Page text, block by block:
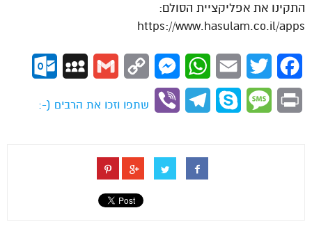
התקינו את אפליקציית הסולם:
https://www.hasulam.co.il/apps
Facebook
Twitter
Email
WhatsApp
Messenger
Copy
Gmail
MySpace
Print
Message
Skype
Telegram
Viber
שתפו וזכו את הרבים (-: